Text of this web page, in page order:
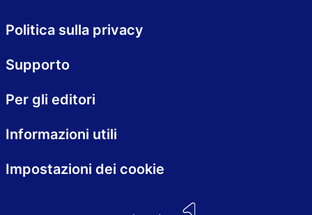
Politica sulla privacy
Supporto
Per gli editori
Informazioni utili
Impostazioni dei cookie